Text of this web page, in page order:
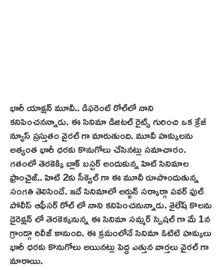
భారీ యాక్షన్ మూవీ.. డిఫరెంట్ రోల్‌లో నాని
కనిపించనన్నాడు. ఈ సినిమా డిజిటల్ రైట్స్ గురించి ఒక క్రేజీ
న్యూస్ ప్రస్తుతం వైరల్ గా మారుతుంది. మూవీ హక్కులను
అత్యంత భారీ ధరకు కొనుగోలు చేసినట్లు సమాచారం.
గతంలో తెర‌కెక్కి బ్లాక్ బస్టర్ అందుకున్న హిట్ సినిమాల
ఫ్రాంచైజ్‌.. హిట్ 2కు సీక్వెల్ గా ఈ మూవీ రూపొందుతున్న
సంగతి తెలిసిందే. ఇదే సినిమాలో అర్జున్ సర్కార్గా పవర్ ఫుల్
పోలీస్ ఆఫీసర్ రోల్ లో నాని కనిపించనున్నాడు. శైలేష్ కొల‌ను
డైరెక్షన్ లో తెర‌కెక్కనున్న ఈ సినిమా సమ్మర్ స్పెషల్ గా మే 1న
గ్రాండ్గా రిలీజ్ కానుంది. ఈ క్ర‌మంలోనే సినిమా ఓటిటి హక్కులు
భారీ ధరకు కొనుగోలు అయినట్లు పెద్ద ఎత్తున వార్తలు వైరల్ గా
మారాయి.